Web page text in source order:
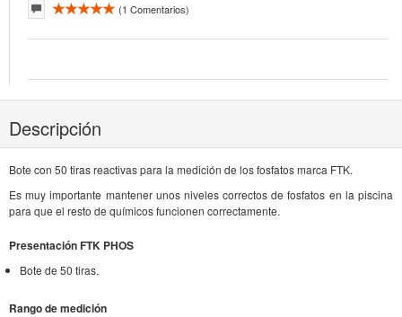
(1 Comentarios)
Descripción
Bote con 50 tiras reactivas para la medición de los fosfatos marca FTK.
Es muy importante mantener unos niveles correctos de fosfatos en la piscina
para que el resto de químicos funcionen correctamente.
Presentación FTK PHOS
Bote de 50 tiras.
Rango de medición